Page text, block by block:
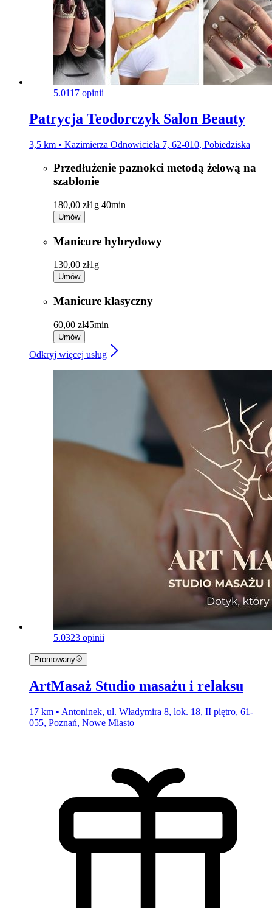
5.0117 opinii
Patrycja Teodorczyk Salon Beauty
3,5 km • Kazimierza Odnowiciela 7, 62-010, Pobiedziska
Przedłużenie paznokci metodą żelową na
szablonie
180,00 zł1g 40min
Umów
Manicure hybrydowy
130,00 zł1g
Umów
Manicure klasyczny
60,00 zł45min
Umów
Odkryj więcej usług
5.0323 opinii
Promowany
ArtMasaż Studio masażu i relaksu
17 km • Antoninek, ul. Władymira 8, lok. 18, II piętro, 61-
055, Poznań, Nowe Miasto